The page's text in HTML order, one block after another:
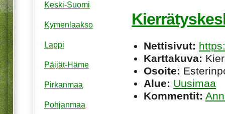
Nettisivut:
Karttakuva:
Osoite:
Alue: Uusimaa
Kommentit:
Keski-Suomi
Kymenlaakso
Lappi
Päijät-Häme
Pirkanmaa
Pohjanmaa